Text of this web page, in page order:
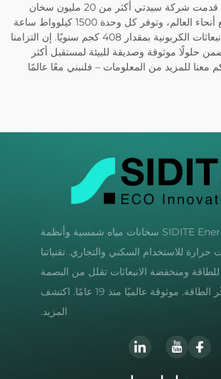
بخبرة تمتد لـ 19 عامًا، قدمت شركة سيدتي أكثر من 20 مليون سخان
مياه شمسي في جميع أنحاء العالم، وتوفر كل وحدة 1500 كيلوواط ساعة
من الكهرباء وتقلل الانبعاثات الكربونية بمقدار 408 كجم سنويًا. إن التزامنا
حلولًا موثوقة وصديقة للبيئة لمستقبل أكثر
معنا للمزيد من المعلومات – فلنبني معًا عالمًا
توفر SIDITE Energy سخانات مياه شمسية وأنظمة
للاستخدام السكني والتجاري. تقنياتنا
ومنخفضة الانبعاثات تقلل من البصمة
الكربونية وتوفّر الطاقة. موثوقة عالميًا منذ 19 عامًا. اكتشف
المزيد.